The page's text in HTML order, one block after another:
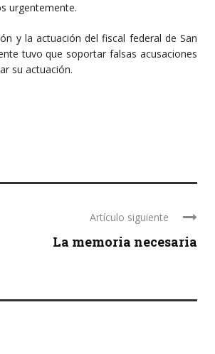
urgentemente.
y la actuación del fiscal federal de San
tuvo que soportar falsas acusaciones
su actuación.
Artículo siguiente
La memoria necesaria